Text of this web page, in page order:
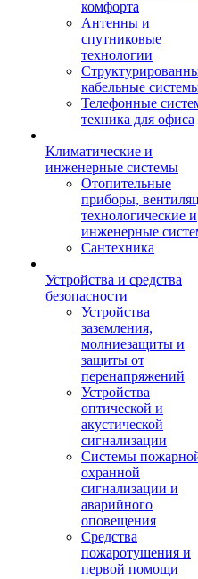
комфорта
Антенны и
спутниковые
технологии
кабельные
Телефонные
техника для офиса
Климатические и
инженерные системы
Отопительные
приборы,
технологические и
инженерные
Сантехника
Устройства и средства
безопасности
Устройства
заземления,
молниезащиты и
защиты от
перенапряжений
Устройства
оптической и
акустической
сигнализации
Системы
охранной
сигнализации и
аварийного
оповещения
Средства
пожаротушения и
первой помощи